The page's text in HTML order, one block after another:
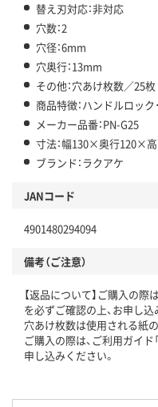
替え刃対応：非対応
穴数：2
穴径：6mm
穴奥行：13mm
その他：穴あけ枚数／25枚
商品特徴：ハンドルロッ
メーカー品番：PN-G25
寸法：幅130×奥行120×高
ブランド：ラクアケ
JANコード
4901480294094
備考（ご注意）
【返品について】ご購入の際
を必ずご確認の上、お申し込
穴あけ枚数は使用される紙
ご購入の際は、ご利用ガイド
申し込みください。